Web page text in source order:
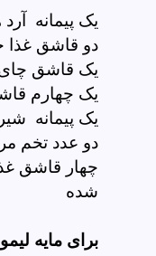
یک پیمانه
دو قاشق غذا
یک قاشق چای
یک چهارم
یک پیمانه شیر
دو عدد تخم
چهار قاشق
شده
برای مایه